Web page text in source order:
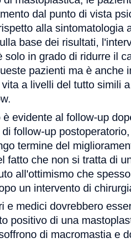
dal punto di vista
alla sintomatologia
base dei risultati,
solo in grado di ridurre il
pazienti ma è anche
a livelli del tutto simili
evidente al follow-up
follow-up
termine del
fatto che non si tratta di
all'ottimismo che
un intervento di
e medici dovrebbero
positivo di una
di macromastia e